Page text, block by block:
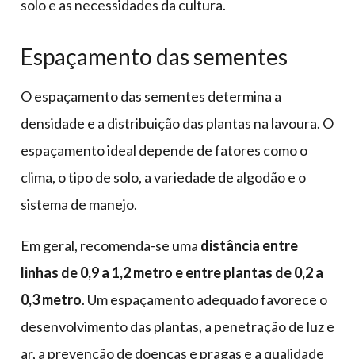
solo e as necessidades da cultura.
Espaçamento das sementes
O espaçamento das sementes determina a
densidade e a distribuição das plantas na lavoura. O
espaçamento ideal depende de fatores como o
clima, o tipo de solo, a variedade de algodão e o
sistema de manejo.
Em geral, recomenda-se uma distância entre
linhas de 0,9 a 1,2 metro e entre plantas de 0,2 a
0,3 metro. Um espaçamento adequado favorece o
desenvolvimento das plantas, a penetração de luz e
ar, a prevenção de doenças e pragas e a qualidade